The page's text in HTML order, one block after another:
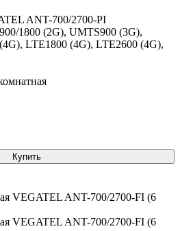
ANT-700/2700-PI
1800 (2G), UMTS900 (3G),
LTE1800 (4G), LTE2600 (4G),
Купить